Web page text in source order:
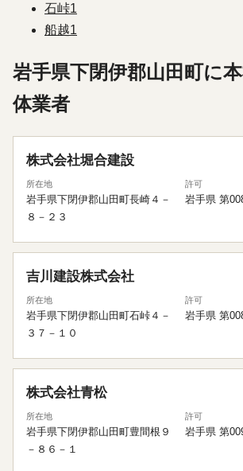
石峠1
船越1
岩手県下閉伊郡山田町に
体業者
株式会社堀合建設
所在地
岩手県下閉伊郡山田町長崎４－
８－２３
許可
岩手県 第
吉川建設株式会社
所在地
岩手県下閉伊郡山田町石峠４－
３７－１０
許可
岩手県 第
株式会社青松
所在地
岩手県下閉伊郡山田町豊間根９
－８６－１
許可
岩手県 第